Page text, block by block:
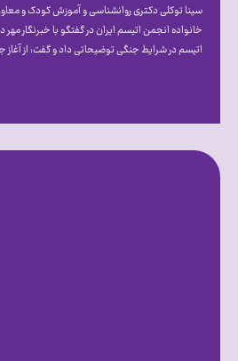
سینا توکلی دکتری روانشناسی و آموزش کودک و
خانواده انجمن اتیسم ایران در گفتگو با خبرنگار مهر
اتیسم در شرایط جنگی توضیحاتی داد و گفت: از